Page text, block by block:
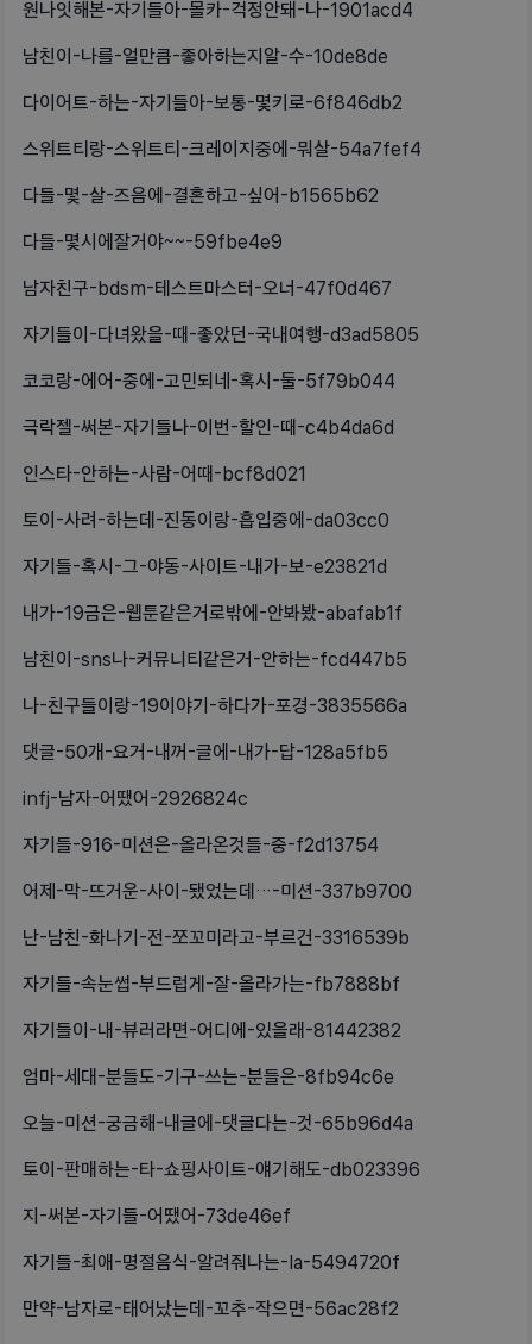
원나잇해본-자기들아-몰카-걱정안돼-나-1901acd4
남친이-나를-얼만큼-좋아하는지알-수-10de8de
다이어트-하는-자기들아-보통-몇키로-6f846db2
스위트티랑-스위트티-크레이지중에-뭐살-54a7fef4
다들-몇-살-즈음에-결혼하고-싶어-b1565b62
다들-몇시에잘거야~~-59fbe4e9
남자친구-bdsm-테스트마스터-오너-47f0d467
자기들이-다녀왔을-때-좋았던-국내여행-d3ad5805
코코랑-에어-중에-고민되네-혹시-둘-5f79b044
극락젤-써본-자기들나-이번-할인-때-c4b4da6d
인스타-안하는-사람-어때-bcf8d021
토이-사려-하는데-진동이랑-흡입중에-da03cc0
자기들-혹시-그-야동-사이트-내가-보-e23821d
내가-19금은-웹툰같은거로밖에-안봐봤-abafab1f
남친이-sns나-커뮤니티같은거-안하는-fcd447b5
나-친구들이랑-19이야기-하다가-포경-3835566a
댓글-50개-요거-내꺼-글에-내가-답-128a5fb5
infj-남자-어땠어-2926824c
자기들-916-미션은-올라온것들-중-f2d13754
어제-막-뜨거운-사이-됐었는데…-미션-337b9700
난-남친-화나기-전-쪼꼬미라고-부르건-3316539b
자기들-속눈썹-부드럽게-잘-올라가는-fb7888bf
자기들이-내-뷰러라면-어디에-있을래-81442382
엄마-세대-분들도-기구-쓰는-분들은-8fb94c6e
오늘-미션-궁금해-내글에-댓글다는-것-65b96d4a
토이-판매하는-타-쇼핑사이트-얘기해도-db023396
지-써본-자기들-어땠어-73de46ef
자기들-최애-명절음식-알려줘나는-la-5494720f
만약-남자로-태어났는데-꼬추-작으면-56ac28f2